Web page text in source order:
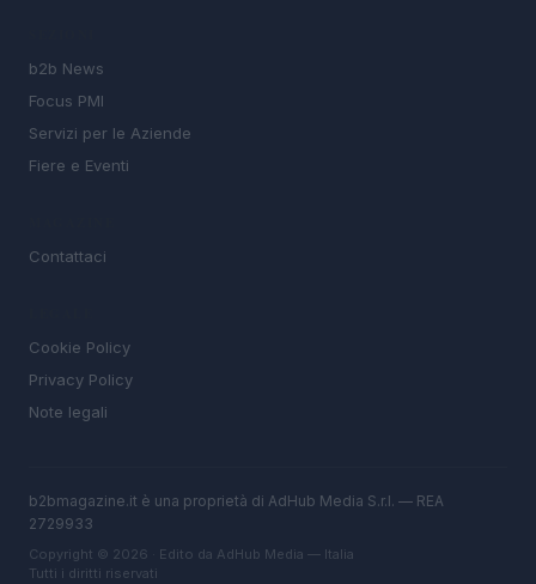
b2b News
Focus PMI
Servizi per le Aziende
Fiere e Eventi
Contattaci
Cookie Policy
Privacy Policy
Note legali
b2bmagazine.it è una proprietà di AdHub Media S.r.l. — REA
2729933
Copyright © 2026 · Edito da AdHub Media — Italia
Tutti i diritti riservati